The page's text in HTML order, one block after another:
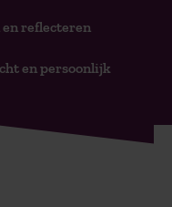
en reflecteren
en persoonlijk